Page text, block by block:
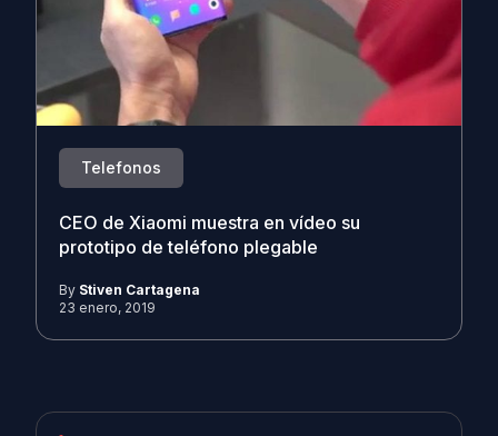
Telefonos
CEO de Xiaomi muestra en vídeo su
prototipo de teléfono plegable
By Stiven Cartagena
23 enero, 2019